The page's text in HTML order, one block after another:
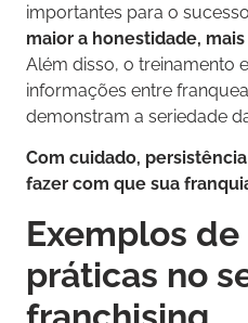
importantes para o
maior a honestidade,
Além disso, o treinamento
informações entre
demonstram a seriedade
Com cuidado,
fazer com que sua
Exemplos de
práticas no